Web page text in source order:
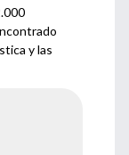
y las